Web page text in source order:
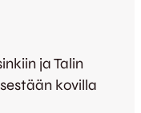
ja Talin
kovilla